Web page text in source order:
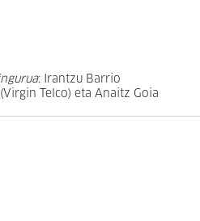
: Irantzu Barrio
Telco) eta Anaitz Goia